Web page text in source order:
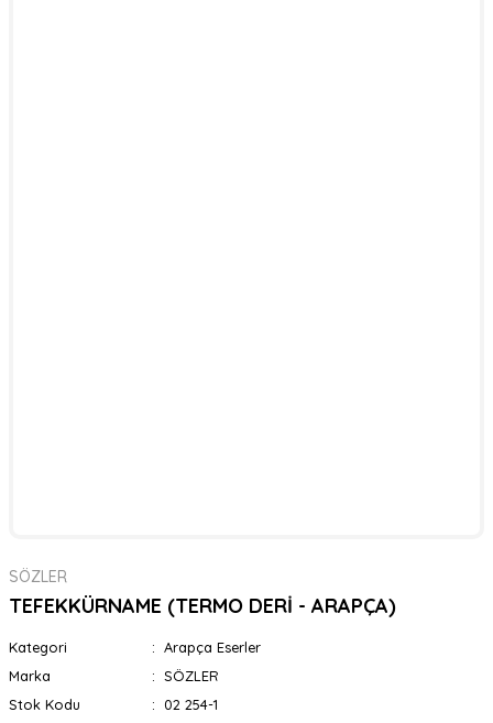
SÖZLER
TEFEKKÜRNAME (TERMO DERİ - ARAPÇA)
Kategori
Arapça Eserler
Marka
SÖZLER
Stok Kodu
02 254-1